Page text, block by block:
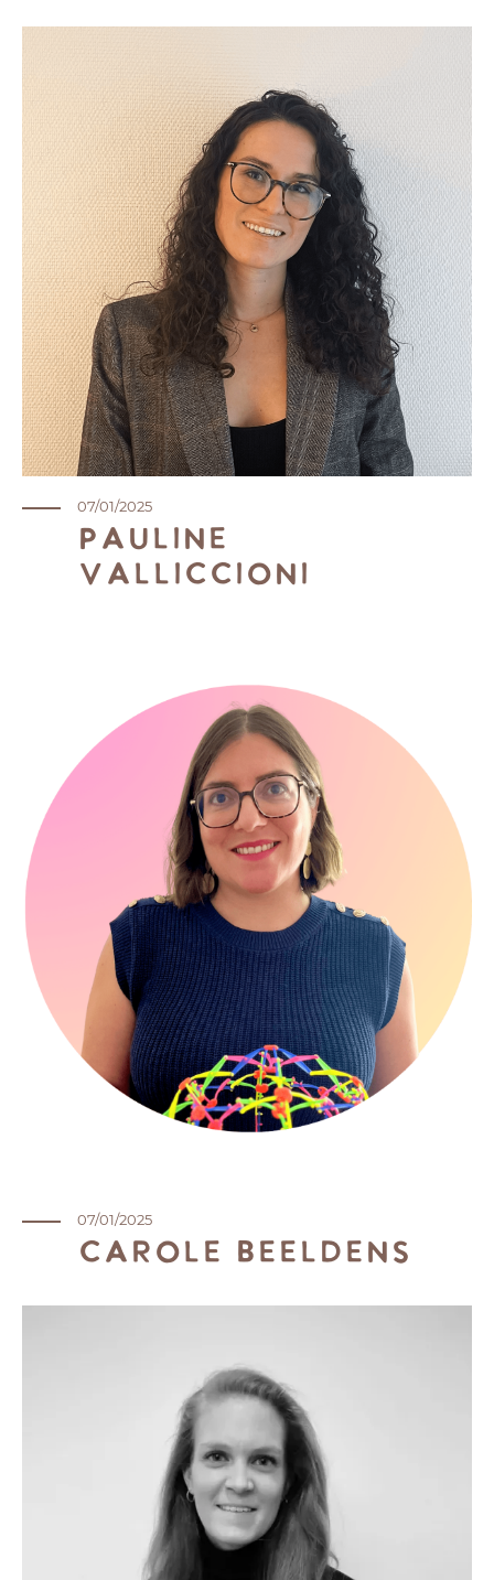
07/01/2025
Pauline
Valliccioni
07/01/2025
Carole Beeldens